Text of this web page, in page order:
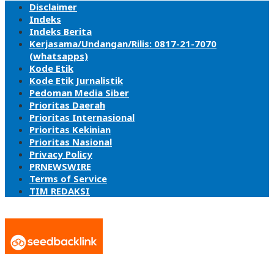
Disclaimer
Indeks
Indeks Berita
Kerjasama/Undangan/Rilis: 0817-21-7070
(whatsapps)
Kode Etik
Kode Etik Jurnalistik
Pedoman Media Siber
Prioritas Daerah
Prioritas Internasional
Prioritas Kekinian
Prioritas Nasional
Privacy Policy
PRNEWSWIRE
Terms of Service
TIM REDAKSI